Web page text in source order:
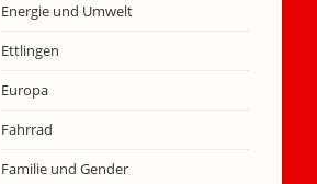
Energie und Umwelt
Ettlingen
Europa
Fahrrad
Familie und Gender